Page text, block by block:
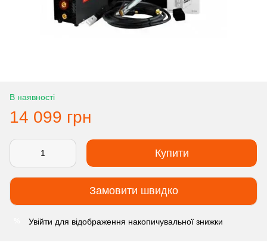
В наявності
14 099 грн
Купити
Замовити швидко
Увійти для відображення накопичувальної знижки